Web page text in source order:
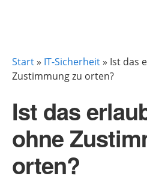
Start» IT-Sicherheit» Ist das
Zustimmung zu orten?
Ist das
ohne
orten?